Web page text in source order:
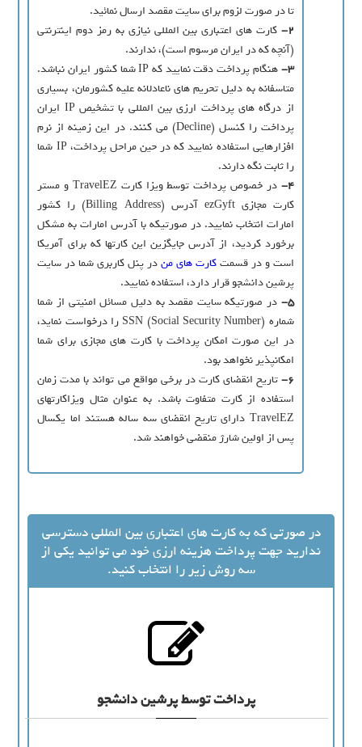
تا در صورت لزوم برای سایت مقصد ارسال نمائید.
2-
کارت های اعتباری بین المللی نیازی به رمز دوم اینترنتی
(آنچه که در ایران مرسوم است)، ندارند.
3-
هنگام پرداخت دقت نمایید که IP شما کشور ایران نباشد.
متاسفانه به دلیل تحریم های ناعادلانه علیه کشورمان، بسیاری
از درگاه های پرداخت ارزی بین المللی با تشخیص IP ایران
پرداخت را کنسل (Decline) می کنند. در این زمینه از نرم
افزارهایی استفاده نمایید که در حین مراحل پرداخت، IP شما
را ثابت نگه دارند.
4-
در خصوص پرداخت توسط ویزا کارت TravelEZ و مستر
کارت مجازی ezGyft آدرس (Billing Address) را کشور
امارات انتخاب نمایید. در صورتیکه با آدرس امارات به مشکل
برخورد کردید، از آدرس جایگزین این کارتها که برای آمریکا
است و در قسمتکارت های مندر پنل کاربری شما در سایت
پرشین دانشجو قرار دارد، استفاده نمایید.
5-
در صورتیکه سایت مقصد به دلیل مسائل امنیتی از شما
شماره SSN (Social Security Number) را درخواست نماید،
در این صورت امکان پرداخت با کارت های مجازی برای شما
امکانپذیر نخواهد بود.
6- تاریخ انقضای کارت در برخی مواقع می تواند با مدت زمان
استفاده از کارت متفاوت باشد. به عنوان مثال ویزاکارتهای
TravelEZ دارای تاریخ انقضای سه ساله هستند اما یکسال
پس از اولین شارژ منقضی خواهند شد.
در صورتی که به کارت های اعتباری بین المللی دسترسی
ندارید جهت پرداخت هزینه ارزی خود می توانید یکی از
سه روش زیر را انتخاب کنید.
پرداخت توسط پرشین دانشجو